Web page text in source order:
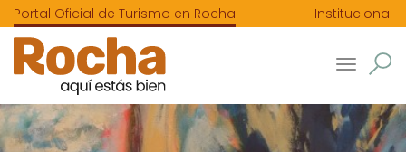
Portal Oficial de Turismo en Rocha Institucional
Toggle